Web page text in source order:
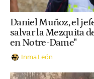
Daniel Muñoz, el
salvar la Mezquita
en Notre-Dame"
Inma León